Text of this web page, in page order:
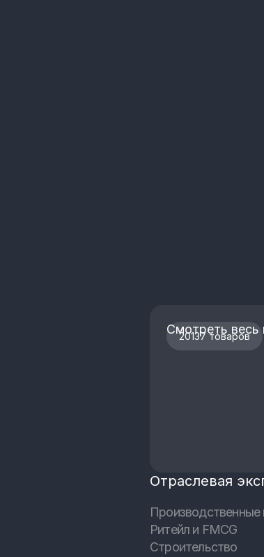
20137 товаров
Смотреть весь
Отраслевая
Производственные
Ритейл и FMCG
Строительство